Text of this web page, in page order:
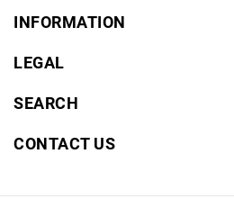
INFORMATION
LEGAL
SEARCH
CONTACT US